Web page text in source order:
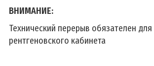
ВНИМАНИЕ:
Технический перерыв обязателен для
рентгеновского кабинета